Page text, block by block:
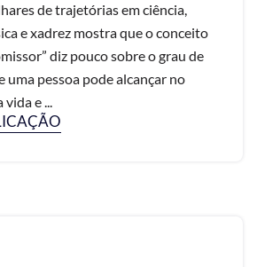
de trajetórias em ciência,
e xadrez mostra que o conceito
diz pouco sobre o grau de
uma pessoa pode alcançar no
e ...